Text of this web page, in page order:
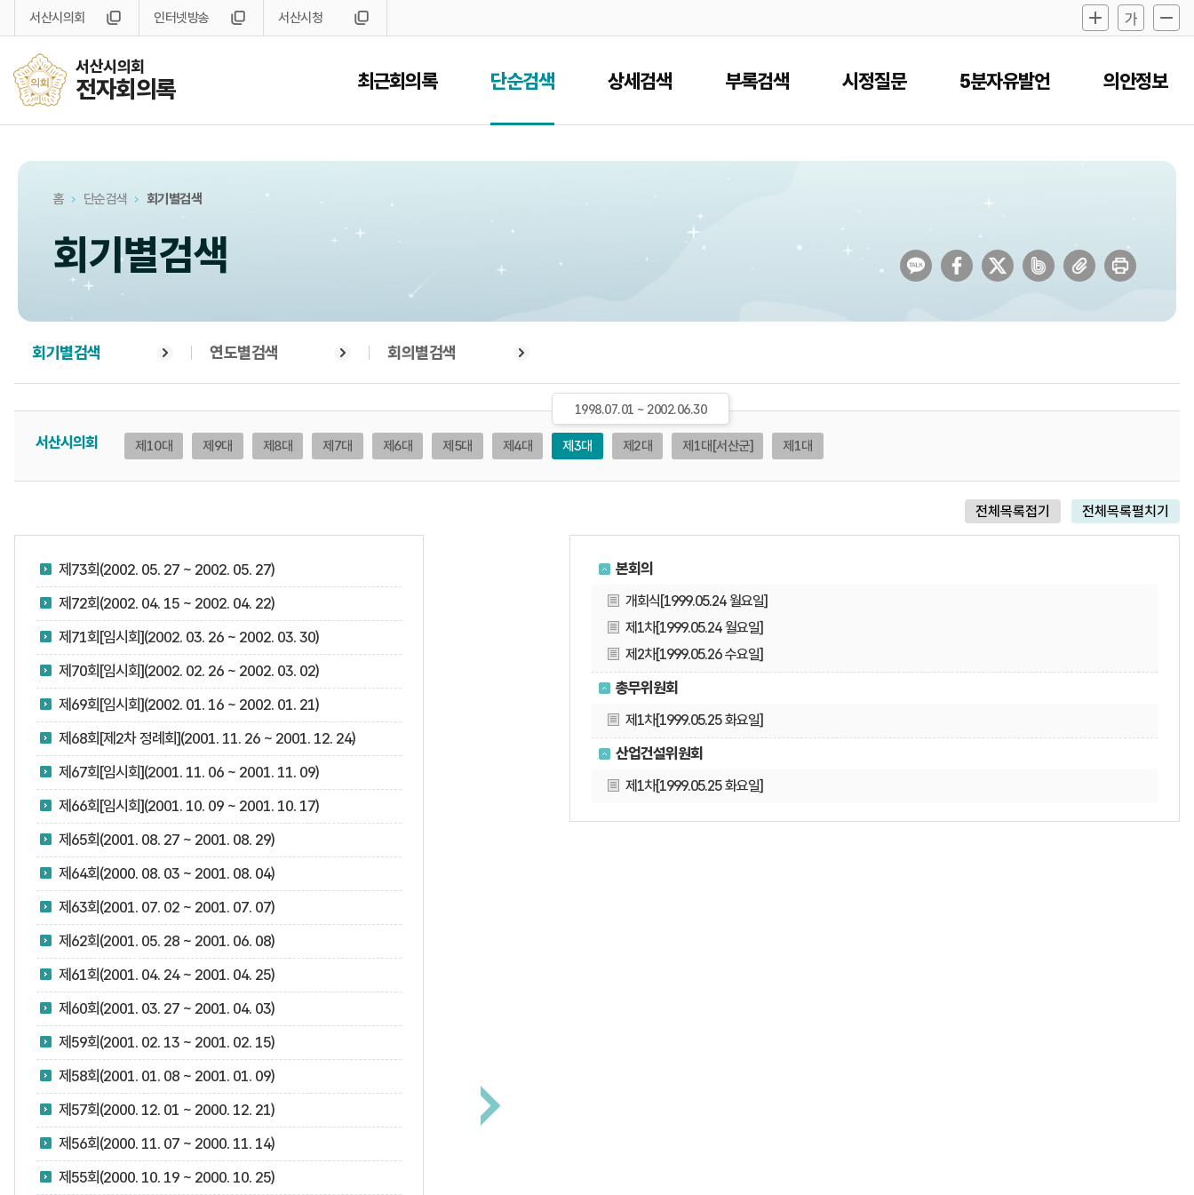
서산시의회
전자회의록
서산시의회 인터넷방송 서산시청
최근회의록 단순검색 상세검색 부록검색 시정질문 5분자유발언 의안정보
홈 단순검색 회기별검색
회기별검색
회기별검색 연도별검색 회의별검색
서산시의회 제10대 제9대 제8대 제7대 제6대 제5대 제4대 제3대
1998.07.01 ~ 2002.06.30
제2대 제1대 [서산군] 제1대
제73회(2002. 05. 27 ~ 2002. 05. 27)
제72회(2002. 04. 15 ~ 2002. 04. 22)
제71회[임시회](2002. 03. 26 ~ 2002. 03. 30)
제70회[임시회](2002. 02. 26 ~ 2002. 03. 02)
제69회[임시회](2002. 01. 16 ~ 2002. 01. 21)
제68회[제2차 정례회](2001. 11. 26 ~ 2001. 12. 24)
제67회[임시회](2001. 11. 06 ~ 2001. 11. 09)
제66회[임시회](2001. 10. 09 ~ 2001. 10. 17)
제65회(2001. 08. 27 ~ 2001. 08. 29)
제64회(2000. 08. 03 ~ 2001. 08. 04)
제63회(2001. 07. 02 ~ 2001. 07. 07)
제62회(2001. 05. 28 ~ 2001. 06. 08)
제61회(2001. 04. 24 ~ 2001. 04. 25)
제60회(2001. 03. 27 ~ 2001. 04. 03)
제59회(2001. 02. 13 ~ 2001. 02. 15)
제58회(2001. 01. 08 ~ 2001. 01. 09)
제57회(2000. 12. 01 ~ 2000. 12. 21)
제56회(2000. 11. 07 ~ 2000. 11. 14)
제55회(2000. 10. 19 ~ 2000. 10. 25)
전체목록접기 전체목록펼치기
본회의
개회식[1999.05.24 월요일]
제1차[1999.05.24 월요일]
제2차[1999.05.26 수요일]
총무위원회
제1차[1999.05.25 화요일]
산업건설위원회
제1차[1999.05.25 화요일]